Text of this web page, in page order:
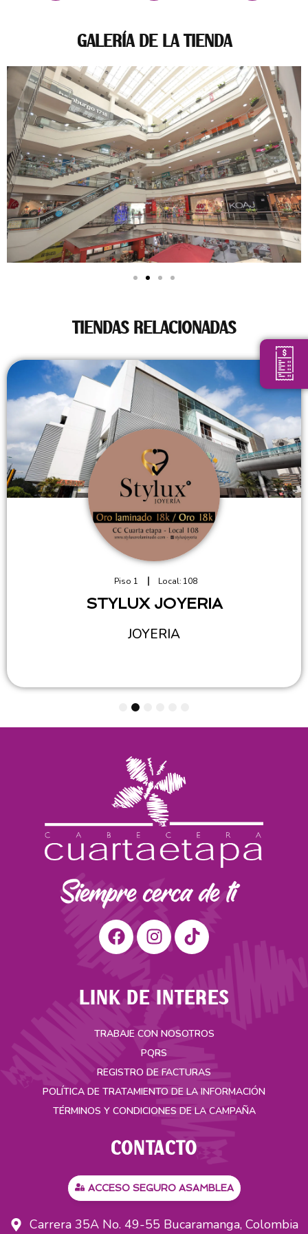
GALERÍA DE LA TIENDA
TIENDAS RELACIONADAS
Piso 1 Local: 108
STYLUX JOYERIA
JOYERIA
5
LINK DE INTERES
TRABAJE CON NOSOTROS
PQRS
REGISTRO DE FACTURAS
POLÍTICA DE TRATAMIENTO DE LA INFORMACIÓN
TÉRMINOS Y CONDICIONES DE LA CAMPAÑA
CONTACTO
ACCESO SEGURO ASAMBLEA
Carrera 35A No. 49-55 Bucaramanga, Colombia